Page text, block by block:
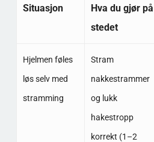
Situasjon
Hva du gjør på
stedet
Hjelmen føles
løs selv med
stramming
Stram
nakkestrammer
og lukk
hakestropp
korrekt (1–2